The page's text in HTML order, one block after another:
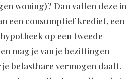
woning)? Dan vallen deze in
een consumptief krediet, een
op een tweede
mag je van je bezittingen
belastbare vermogen daalt.